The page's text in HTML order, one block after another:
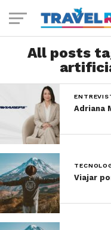
All posts
Adriana
Viajar